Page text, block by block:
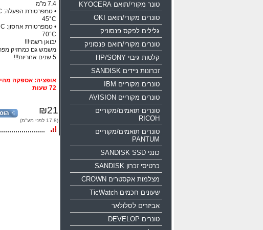
45°C
70°C
יבואן רשמי!!!
משמש גם כמחזיק
5 שנים אחריות!!!
72 שעות
₪21
(17.8 לפני מע"מ)
טונר מקורי/תואם KYOCERA
טונרים מקורי/תואם OKI
גלילים לפקס פנסוניק
טונרים מקורי/תואם פנסוניק
קלטות גיבוי HP/SONY
זכרונות ניידים SANDISK
טונרים מקוריים IBM
טונרים מקוריים AVISION
טונרים תואמים/מקוריים
RICOH
טונרים תואמים/מקוריים
PANTUM
כונני SANDISK SSD
כרטיסי זכרון SANDISK
מצלמות אקסטרים CROWN
שעונים חכמים TicWatch
אביזרים לסלולאר
טונרים DEVELOP